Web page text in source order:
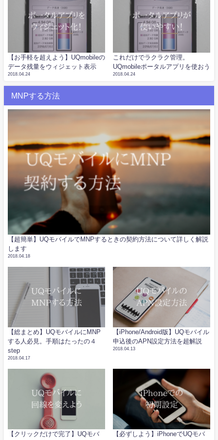
【お手軽を超えよう】UQmobileの
データ残量をウィジェット表示
2018.04.24
これだけでラクラク管理。
UQmobileポータルアプリを使おう
2018.04.24
MNPする方法
【超簡単】UQモバイルでMNPするときの契約方法について詳しく解説
します
2018.04.18
【総まとめ】UQモバイルにMNP
する人必見。手順はたったの４
step
2018.04.17
【iPhone/Android版】UQモバイル
申込後のAPN設定方法を超解説
2018.04.13
【クリックだけで完了】UQモバ
【必ずしよう】iPhoneでUQモバ